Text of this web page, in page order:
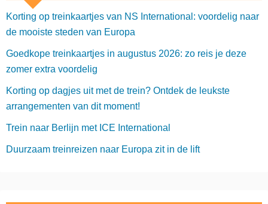
Korting op treinkaartjes van NS International: voordelig naar
de mooiste steden van Europa
Goedkope treinkaartjes in augustus 2026: zo reis je deze
zomer extra voordelig
Korting op dagjes uit met de trein? Ontdek de leukste
arrangementen van dit moment!
Trein naar Berlijn met ICE International
Duurzaam treinreizen naar Europa zit in de lift